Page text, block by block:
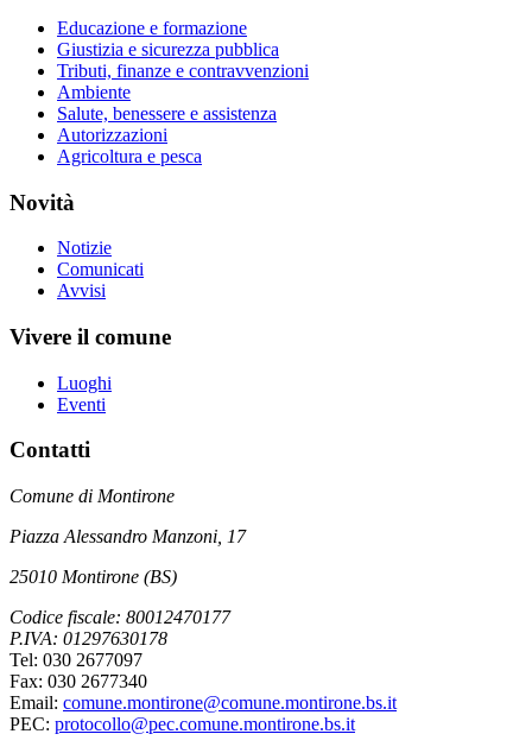
Educazione e formazione
Giustizia e sicurezza pubblica
Tributi, finanze e contravvenzioni
Ambiente
Salute, benessere e assistenza
Autorizzazioni
Agricoltura e pesca
Novità
Notizie
Comunicati
Avvisi
Vivere il comune
Luoghi
Eventi
Contatti
Comune di Montirone
Piazza Alessandro Manzoni, 17
25010 Montirone (BS)
Codice fiscale: 80012470177
P.IVA: 01297630178
Tel: 030 2677097
Fax: 030 2677340
Email: comune.montirone@comune.montirone.bs.it
PEC: protocollo@pec.comune.montirone.bs.it